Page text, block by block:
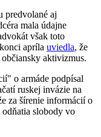
predvolané aj
mala údajne
však toto
apríla uviedla, že
aktivizmus.
o armáde podpísal
ruskej invázie na
za šírenie informácií o
slobody vo